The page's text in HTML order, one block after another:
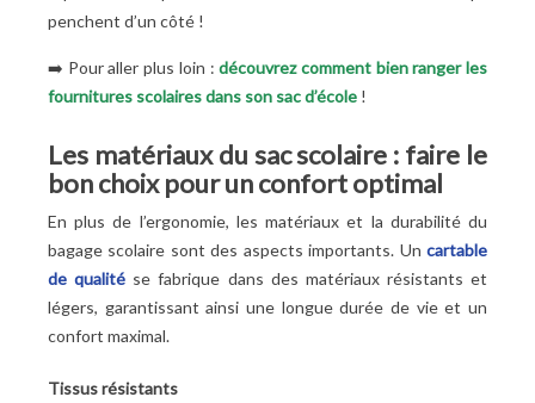
penchent d’un côté !
➡️ Pour aller plus loin :découvrez comment bien ranger les
fournitures scolaires dans son sac d’école !
Les matériaux du sac scolaire : faire le
bon choix pour un confort optimal
En plus de l’ergonomie, les matériaux et la durabilité du
bagage scolaire sont des aspects importants. Un cartable
de qualité se fabrique dans des matériaux résistants et
légers, garantissant ainsi une longue durée de vie et un
confort maximal.
Tissus résistants